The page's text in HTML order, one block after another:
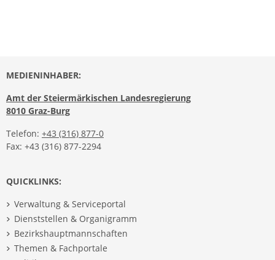
MEDIENINHABER:
Amt der Steiermärkischen Landesregierung
8010 Graz-Burg
Telefon: +43 (316) 877-0
Fax: +43 (316) 877-2294
QUICKLINKS:
Verwaltung & Serviceportal
Dienststellen & Organigramm
Bezirkshauptmannschaften
Themen & Fachportale